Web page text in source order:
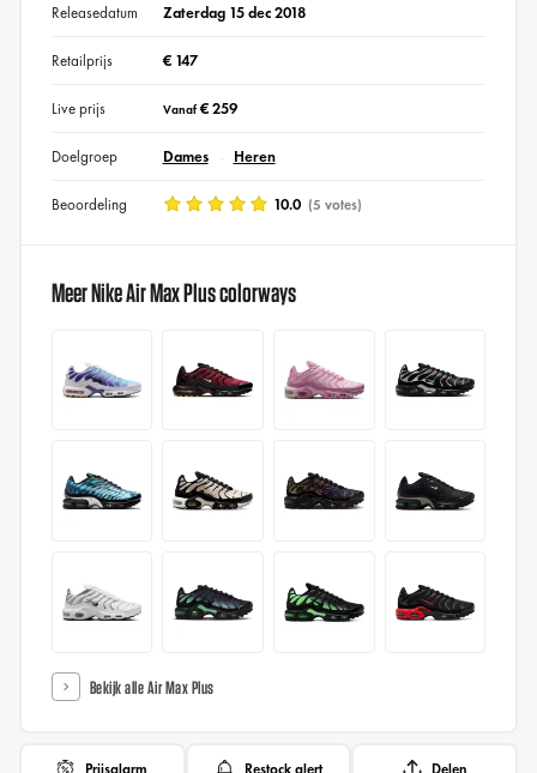
Releasedatum Zaterdag 15 dec 2018
Retailprijs € 147
Live prijs Vanaf€ 259
Doelgroep Dames Heren
Beoordeling 10.0 (5 votes)
Meer Nike Air Max Plus colorways
Bekijk alle Air Max Plus